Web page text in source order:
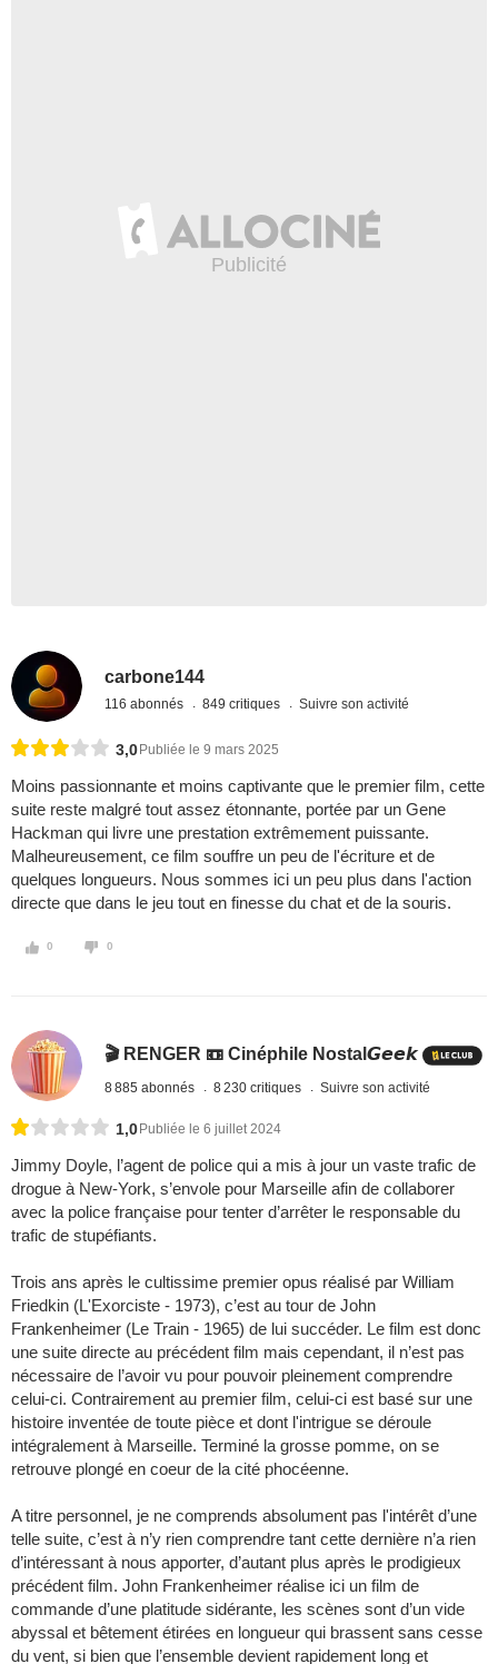
carbone144
116 abonnés 849 critiques Suivre son activité
3,0 Publiée le 9 mars 2025
Moins passionnante et moins captivante que le premier film, cette
suite reste malgré tout assez étonnante, portée par un Gene
Hackman qui livre une prestation extrêmement puissante.
Malheureusement, ce film souffre un peu de l'écriture et de
quelques longueurs. Nous sommes ici un peu plus dans l'action
directe que dans le jeu tout en finesse du chat et de la souris.
0 0
🎬 RENGER 📼 Cinéphile Nostal𝙂𝙚𝙚𝙠
8 885 abonnés 8 230 critiques Suivre son activité
1,0 Publiée le 6 juillet 2024
Jimmy Doyle, l’agent de police qui a mis à jour un vaste trafic de
drogue à New-York, s’envole pour Marseille afin de collaborer
avec la police française pour tenter d’arrêter le responsable du
trafic de stupéfiants.
Trois ans après le cultissime premier opus réalisé par William
Friedkin (L'Exorciste - 1973), c’est au tour de John
Frankenheimer (Le Train - 1965) de lui succéder. Le film est donc
une suite directe au précédent film mais cependant, il n’est pas
nécessaire de l’avoir vu pour pouvoir pleinement comprendre
celui-ci. Contrairement au premier film, celui-ci est basé sur une
histoire inventée de toute pièce et dont l'intrigue se déroule
intégralement à Marseille. Terminé la grosse pomme, on se
retrouve plongé en coeur de la cité phocéenne.
A titre personnel, je ne comprends absolument pas l'intérêt d’une
telle suite, c’est à n’y rien comprendre tant cette dernière n’a rien
d’intéressant à nous apporter, d’autant plus après le prodigieux
précédent film. John Frankenheimer réalise ici un film de
commande d’une platitude sidérante, les scènes sont d’un vide
abyssal et bêtement étirées en longueur qui brassent sans cesse
du vent, si bien que l’ensemble devient rapidement long et